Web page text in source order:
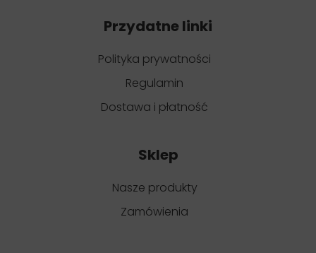
Przydatne linki
Polityka prywatności
Regulamin
Dostawa i płatność
Sklep
Nasze produkty
Zamówienia